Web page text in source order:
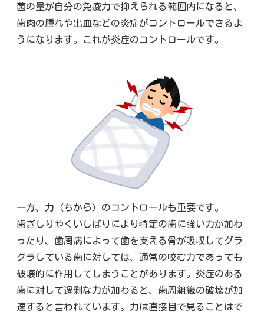
菌の量が自分の免疫力で抑えられる範囲内になると、
歯肉の腫れや出血などの炎症がコントロールできるよ
うになります。これが炎症のコントロールです。
一方、力（ちから）のコントロールも重要です。
歯ぎしりやくいしばりにより特定の歯に強い力が加わ
ったり、歯周病によって歯を支える骨が吸収してグラ
グラしている歯に対しては、通常の咬む力であっても
破壊的に作用してしまうことがあります。炎症のある
歯に対して過剰な力が加わると、歯周組織の破壊が加
速すると言われています。力は直接目で見ることはで